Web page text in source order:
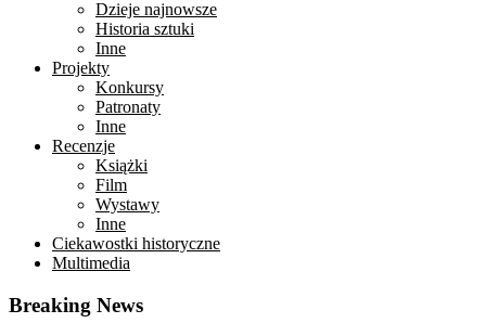
Dzieje najnowsze
Historia sztuki
Inne
Projekty
Konkursy
Patronaty
Inne
Recenzje
Książki
Film
Wystawy
Inne
Ciekawostki historyczne
Multimedia
Breaking News